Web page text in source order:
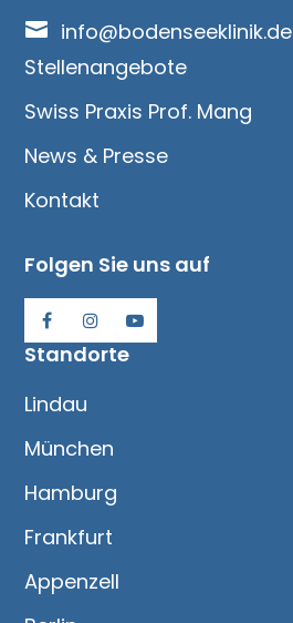

info@bodenseeklinik.de
Stellenangebote
Swiss Praxis Prof. Mang
News & Presse
Kontakt
Folgen Sie uns auf
Standorte
Lindau
München
Hamburg
Frankfurt
Appenzell